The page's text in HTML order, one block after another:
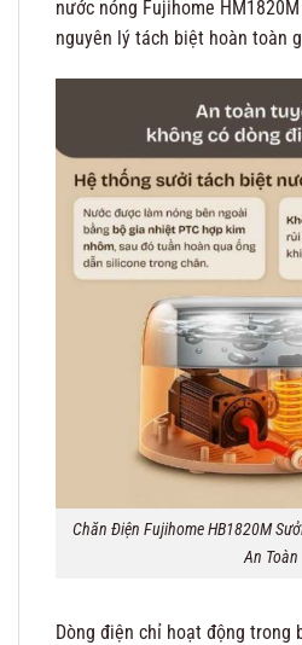
nước nóng Fujihome
nguyên lý tách biệt hoàn toàn
Chăn Điện Fujihome HB1820M
An Toàn
Dòng điện chỉ hoạt động trong